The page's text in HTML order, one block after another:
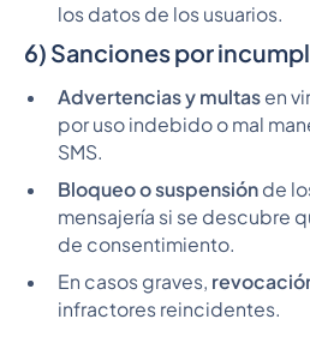
los datos de los usuarios.
6) Sanciones por
Advertencias y multasen
por uso indebido o mal
SMS.
Bloqueo o suspensiónde
mensajería si se descubre
de consentimiento.
En casos graves,
infractores reincidentes.